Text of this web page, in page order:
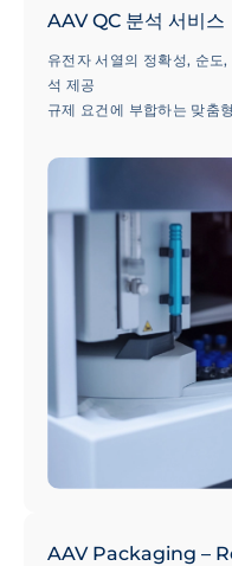
AAV QC 분석 서비스
유전자 서열의 정확성, 순도
석 제공
규제 요건에 부합하는 맞춤
AAV Packaging –